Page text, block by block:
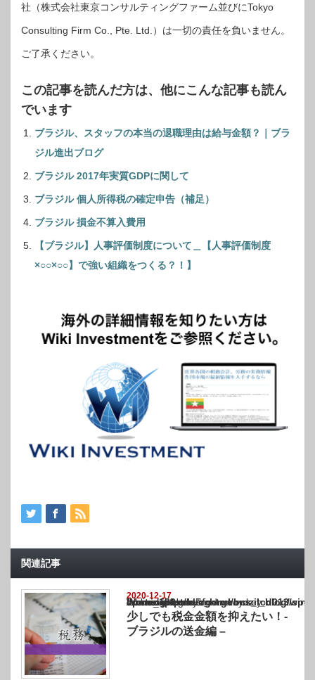
社（株式会社東京コンサルティングファーム並びにTokyo
Consulting Firm Co., Pte. Ltd.）は一切の責任を負いません。
ご了承ください。
この記事を読んだ方は、他にこんな記事も読ん
でいます
ブラジル、スタッフの本当の退職理由は給与金額？｜ブラ
ジル進出ブログ
ブラジル 2017年実質GDPに関して
ブラジル 個人所得税の確定申告（補足）
ブラジル 損金不算入費用
【ブラジル】人事評価制度について＿【人事評価制度
×○○×○○】で強い組織をつくる？！】
関連記事
2020-12-17
Warning
: Undefined array key "show_category" in
/home/netst/kuno-cpa.co.jp/public_html/brazil_blog/wp-content/themes/
on line183
少しでも税金金額を抑えたい！-
ブラジルの送金編 –